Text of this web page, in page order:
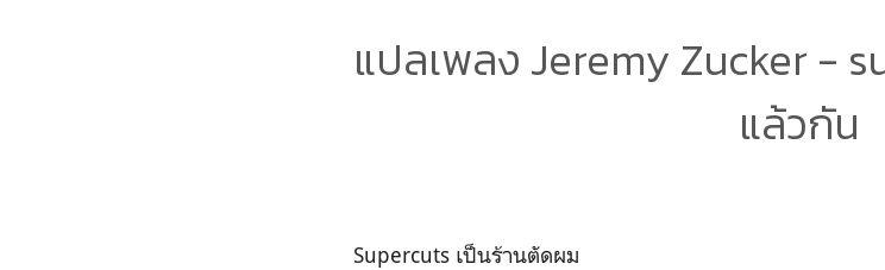
แปลเพลง Jeremy Zucker -
แล้วกัน
Supercuts เป็นร้านตัดผม